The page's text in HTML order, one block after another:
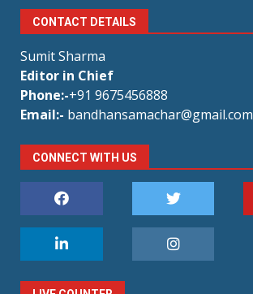
CONTACT DETAILS
Sumit Sharma
Editor in Chief
Phone:-+91 9675456888
Email:- bandhansamachar@gmail.com
CONNECT WITH US